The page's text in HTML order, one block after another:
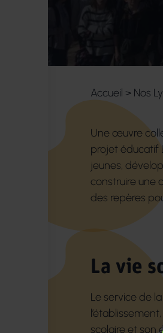
Accueil > Nos
Une œuvre
projet éducatif
jeunes,
construire une
des repères
La vie
Le service de
scolaire et son